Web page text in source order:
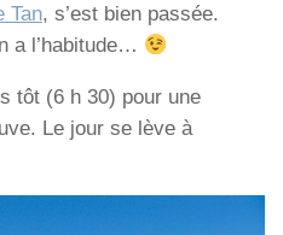
Tan, s’est bien passée.
a l’habitude…
tôt (6 h 30) pour une
Le jour se lève à